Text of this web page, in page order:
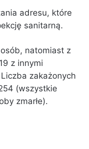
adresu, które
sanitarną.
osób, natomiast z
z innymi
zakażonych
(wszystkie
zmarłe).